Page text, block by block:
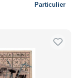
Particulier